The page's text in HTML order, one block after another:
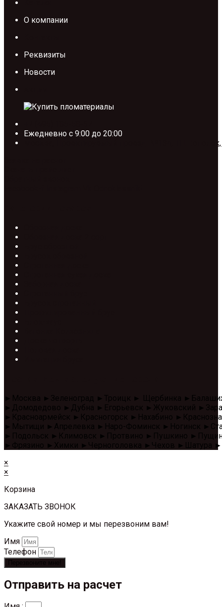
О компании
Реквизиты
Новости
Ежедневно с 9:00 до 20:00
Москва, Проектируемый проезд №134, ТП.
►Москва ►Зеленоград ►Троицк ► Щербинка
►Домодедово ►Дубна ►Егорьевск ►Жуковский
►Красноармейск ►Красногорск ►Нахабино
►Мытищи ►Апрелевка ►Наро-Фоминск ►Ногинск
►Подольск ►Климовск ►Протвино ►Пушкино
►Фрязино ►Химки ►Черноголовка ►Чехов ►Шатура
×
×
Корзина
ЗАКАЗАТЬ ЗВОНОК
Укажите свой номер и мы перезвоним вам!
Имя
Телефон
Перезвоните мне!
Отправить на расчет